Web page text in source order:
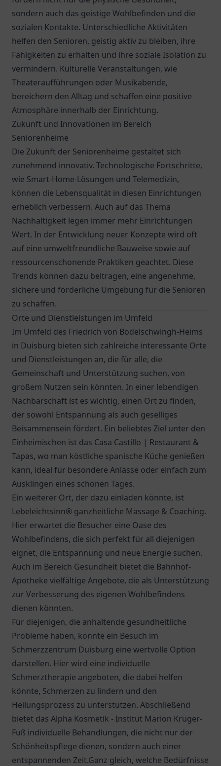
sondern auch das geistige Wohlbefinden und die
sozialen Kontakte. Unterschiedliche Aktivitäten
helfen den Senioren, geistig aktiv zu bleiben, ihre
Fähigkeiten zu erhalten und ihre soziale Isolation zu
vermindern. Kulturelle Veranstaltungen, wie
Theateraufführungen oder Musikabende,
bereichern den Alltag und schaffen eine positive
Atmosphäre innerhalb der Einrichtung.
Zukunft und Innovationen im Bereich
Seniorenheime
Die Zukunft der Seniorenheime gestaltet sich
zunehmend innovativ. Technologische Fortschritte,
wie Smart-Home-Lösungen und Telemedizin,
können die Lebensqualität in diesen Einrichtungen
erheblich verbessern. Auch auf das Thema
Nachhaltigkeit legen immer mehr Einrichtungen
Wert. In der Entwicklung neuer Konzepte wird oft
auf eine umweltfreundliche Bauweise sowie auf
ressourcenschonende Praktiken geachtet. Diese
Trends können dazu beitragen, eine angenehme,
sichere und förderliche Umgebung für die Senioren
zu schaffen.
Orte und Dienstleistungen im Umfeld
Im Umfeld des Friedrich von Bodelschwingh-Heims
in Duisburg bieten sich zahlreiche interessante Orte
und Dienstleistungen an, die für alle, die
Gemeinschaft und Unterstützung suchen, von
großem Nutzen sein könnten. In einer lebendigen
Nachbarschaft ist es wichtig, einen Ort zu finden,
der sowohl Entspannung als auch geselliges
Beisammensein fördert. Ein beliebtes Ziel unter den
Einheimischen ist das Casa Castillo | Restaurant &
Tapas, wo man köstliche spanische Küche genießen
kann, ideal für besondere Anlässe oder einfach zum
Ausklingen eines schönen Tages.
Ein weiterer Ort, der dazu einladen könnte, ist
Lebeleichtsinn® ganzheitliche Massage & Coaching.
Hier erwartet die Besucher eine Oase des
Wohlbefindens, die sich perfekt für all diejenigen
eignet, die Entspannung und neue Energie suchen.
Auch im Bereich Gesundheit bietet die Bahnhof-
Apotheke vielfältige Angebote, die als Unterstützung
zur Verbesserung des eigenen Wohlbefindens
dienen könnten.
Für diejenigen, die anhaltende gesundheitliche
Probleme haben, könnte ein Besuch im
Schmerzzentrum Duisburg eine wertvolle Option
darstellen. Hier wird eine individuelle
Schmerztherapie angeboten, die dabei helfen
könnte, Schmerzen zu lindern und den
Heilungsprozess zu unterstützen. Abschließend
bietet das Alpha Kosmetik - Institut Marion Krüger-
Fuß individuelle Behandlungen, die nicht nur der
Schönheitspflege dienen, sondern auch einer
entspannenden Zeit.Ganz gleich, welche Bedürfnisse